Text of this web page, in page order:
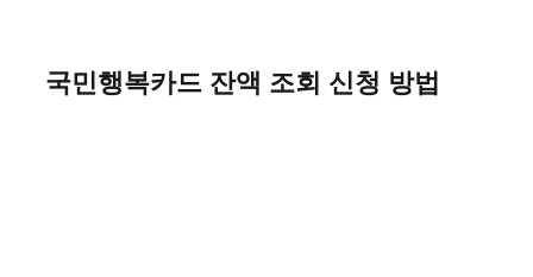
국민행복카드 잔액 조회 신청 방법